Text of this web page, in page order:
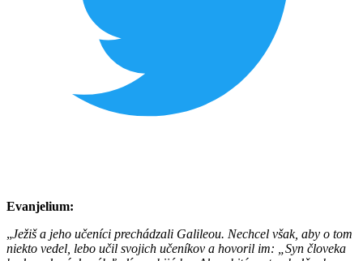
Evanjelium:
„Ježiš a jeho učeníci prechádzali Galileou. Nechcel však, aby o tom
niekto vedel, lebo učil svojich učeníkov a hovoril im: „Syn človeka